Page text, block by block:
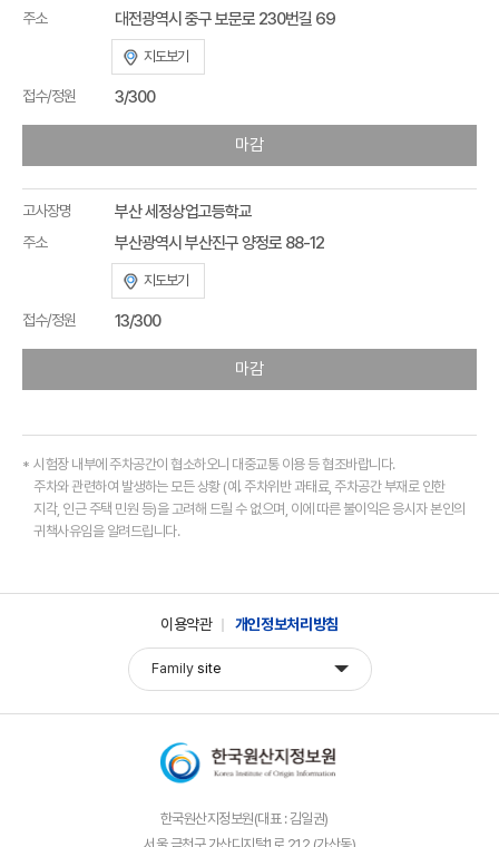
주소 대전광역시 중구 보문로 230번길 69
지도보기
접수/정원 3/300
마감
고사장명 부산 세정상업고등학교
주소 부산광역시 부산진구 양정로 88-12
지도보기
접수/정원 13/300
마감
시험장 내부에 주차공간이 협소하오니 대중교통 이용 등 협조바랍니다.
주차와 관련하여 발생하는 모든 상황 (예. 주차위반 과태료, 주차공간 부재로 인한
지각, 인근 주택 민원 등)을 고려해 드릴 수 없으며, 이에 따른 불이익은 응시자 본인의
귀책사유임을 알려드립니다.
이용약관 개인정보처리방침
Family site
한국원산지정보원(대표 : 김일권)